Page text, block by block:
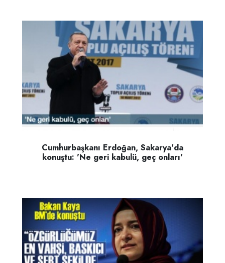
Cumhurbaşkanı Erdoğan, Sakarya'da
konuştu: 'Ne geri kabulü, geç onları'